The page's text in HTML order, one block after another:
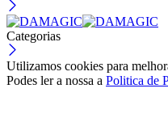
Categorias
Utilizamos cookies para
Podes ler a nossa a Politica de